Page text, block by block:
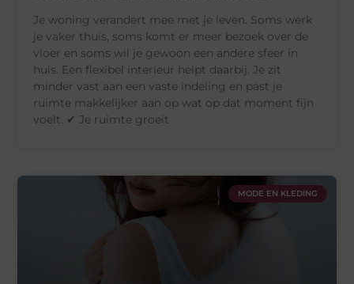
Je woning verandert mee met je leven. Soms werk
je vaker thuis, soms komt er meer bezoek over de
vloer en soms wil je gewoon een andere sfeer in
huis. Een flexibel interieur helpt daarbij. Je zit
minder vast aan een vaste indeling en past je
ruimte makkelijker aan op wat op dat moment fijn
voelt. ✔ Je ruimte groeit
MODE EN KLEDING